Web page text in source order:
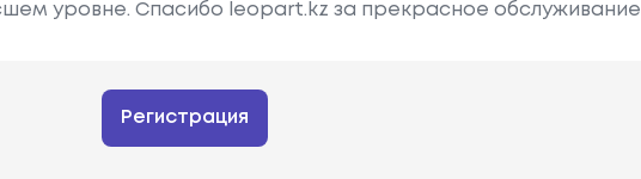
уровне. Спасибо leopart.kz за прекрасное обслуживание
Регистрация